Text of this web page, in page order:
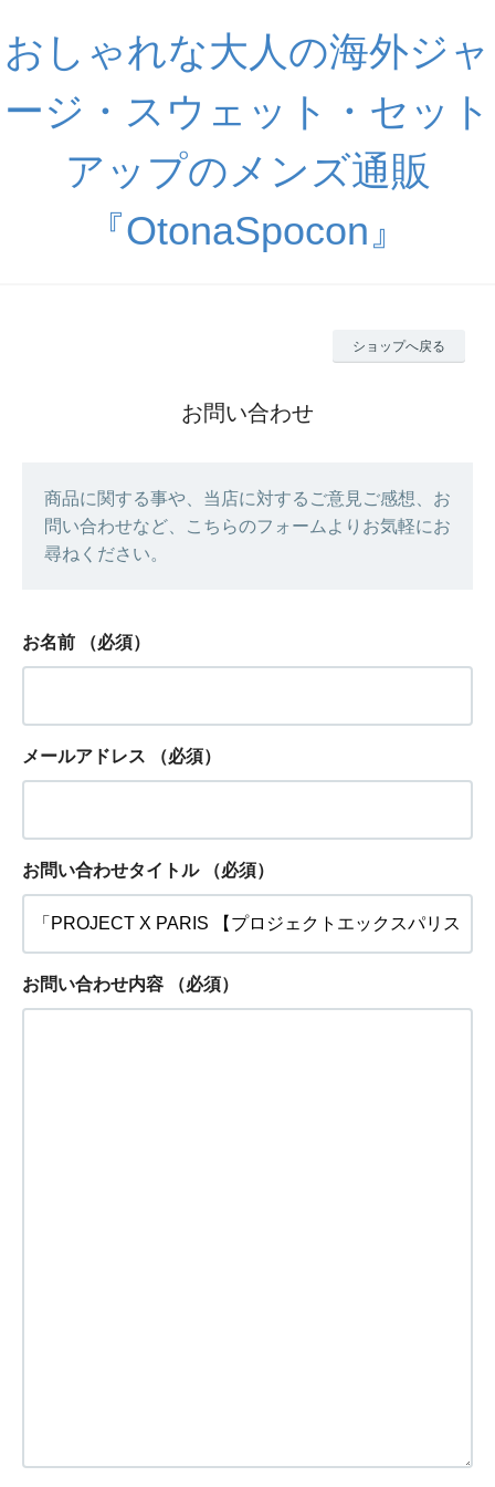
おしゃれな大人の海外ジャ
ージ・スウェット・セット
アップのメンズ通販
『OtonaSpocon』
ショップへ戻る
お問い合わせ
商品に関する事や、当店に対するご意見ご感想、お
問い合わせなど、こちらのフォームよりお気軽にお
尋ねください。
お名前 （必須）
メールアドレス （必須）
お問い合わせタイトル （必須）
お問い合わせ内容 （必須）